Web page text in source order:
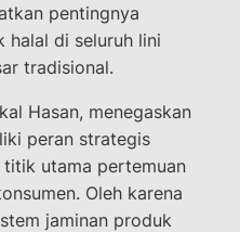
pentingnya
halal di seluruh lini
tradisional.
Hasan, menegaskan
peran strategis
titik utama pertemuan
Oleh karena
jaminan produk